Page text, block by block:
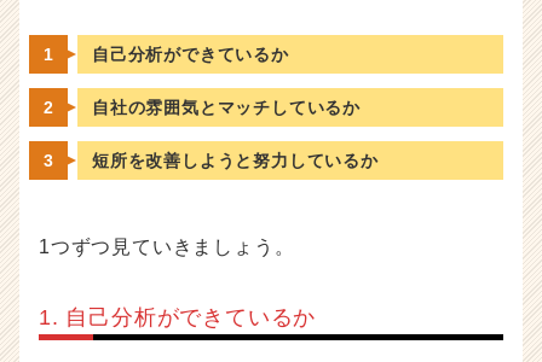
自己分析ができているか
自社の雰囲気とマッチしているか
短所を改善しようと努力しているか
1つずつ見ていきましょう。
1. 自己分析ができているか